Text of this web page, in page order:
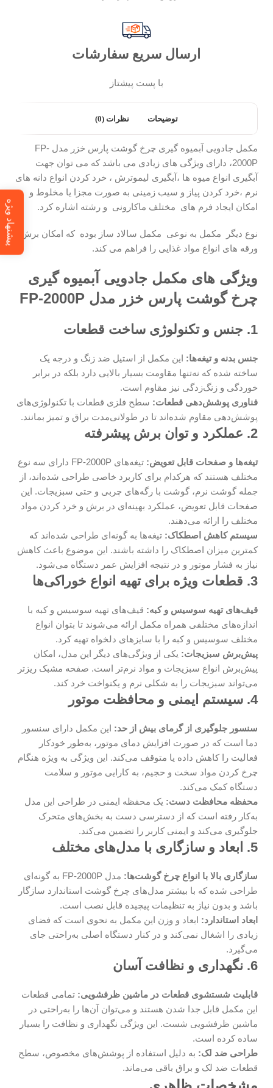
ارسال سریع سفارشات
با پست پیشتاز
توضیحات نظرات (0)
مکمل جادویی آبمیوه گیری چرخ گوشت پارس خزر مدل FP-
2000P، دارای ویژگی های زیادی می باشد که می توان جهت
آبگیری انواع میوه ها ،آبگیری لیموترش ، خرد کردن انواع دانه های
نرم ،خرد کردن پیاز و سیب زمینی به صورت مجزا یا مخلوط و
امکان ایجاد فرم های مختلف ماکارونی و رشته اشاره کرد.
نوع دیگر مکمل به نوعی مکمل سالاد ساز بوده که امکان برش
ورقه های انواع مواد غذایی را فراهم می کند.
ویژگی های مکمل جادویی آبمیوه گیری
چرخ گوشت پارس خزر مدل FP-2000P
1. جنس و تکنولوژی ساخت قطعات
جنس بدنه و تیغه‌ها: این مکمل از استیل ضد زنگ و درجه یک
ساخته شده که نه‌تنها مقاومت بسیار بالایی دارد بلکه در برابر
خوردگی و زنگ‌زدگی نیز مقاوم است.
فناوری پوشش‌دهی قطعات: سطح فلزی قطعات با تکنولوژی‌های
پوشش‌دهی مقاوم شده‌اند تا در طولانی‌مدت براق و تمیز بمانند.
2. عملکرد و توان برش پیشرفته
تیغه‌ها و صفحات قابل تعویض:
تیغه‌های FP-2000P دارای سه نوع
مختلف هستند که هرکدام برای کاربرد خاصی طراحی شده‌اند، از
جمله گوشت نرم، گوشت با رگه‌های چربی و حتی سبزیجات. این
صفحات قابل تعویض، عملکرد بهینه‌ای در برش و خرد کردن مواد
مختلف را ارائه می‌دهند.
سیستم کاهش اصطکاک: تیغه‌ها به گونه‌ای طراحی شده‌اند که
کمترین میزان اصطکاک را داشته باشند. این موضوع باعث کاهش
نیاز به فشار موتور و در نتیجه افزایش عمر دستگاه می‌شود.
3. قطعات ویژه برای تهیه انواع خوراکی‌ها
قیف‌های تهیه سوسیس و کبه: قیف‌های تهیه سوسیس و کبه با
اندازه‌های مختلفی همراه مکمل ارائه می‌شوند تا بتوان انواع
مختلف سوسیس و کبه را با سایزهای دلخواه تهیه کرد.
پیش‌برش سبزیجات: یکی از ویژگی‌های دیگر این مدل، امکان
پیش‌برش انواع سبزیجات و مواد نرم‌تر است. صفحه مشبک ریزتر
می‌تواند سبزیجات را به شکلی نرم و یکنواخت خرد کند.
4. سیستم ایمنی و محافظت موتور
سنسور جلوگیری از گرمای بیش از حد: این مکمل دارای سنسور
دما است که در صورت افزایش دمای موتور، به‌طور خودکار
فعالیت را کاهش داده یا متوقف می‌کند. این ویژگی به ویژه هنگام
چرخ کردن مواد سخت و حجیم، به کارایی موتور و سلامت
دستگاه کمک می‌کند.
محفظه محافظت دست: یک محفظه ایمنی در طراحی این مدل
به‌کار رفته است که از دسترسی دست به بخش‌های متحرک
جلوگیری می‌کند و ایمنی کاربر را تضمین می‌کند.
5. ابعاد و سازگاری با مدل‌های مختلف
سازگاری بالا با انواع چرخ گوشت‌ها:
مدل FP-2000P به گونه‌ای
طراحی شده که با بیشتر مدل‌های چرخ گوشت استاندارد سازگار
باشد و بدون نیاز به تنظیمات پیچیده قابل نصب است.
ابعاد استاندارد: ابعاد و وزن این مکمل به نحوی است که فضای
زیادی را اشغال نمی‌کند و در کنار دستگاه اصلی به‌راحتی جای
می‌گیرد.
6. نگهداری و نظافت آسان
قابلیت شستشوی قطعات در ماشین ظرفشویی: تمامی قطعات
این مکمل قابل جدا شدن هستند و می‌توان آن‌ها را به‌راحتی در
ماشین ظرفشویی شست. این ویژگی نگهداری و نظافت را بسیار
ساده کرده است.
طراحی ضد لک: به دلیل استفاده از پوشش‌های مخصوص، سطح
قطعات ضد لک و براق باقی می‌ماند.
پیشنهاد ویژه